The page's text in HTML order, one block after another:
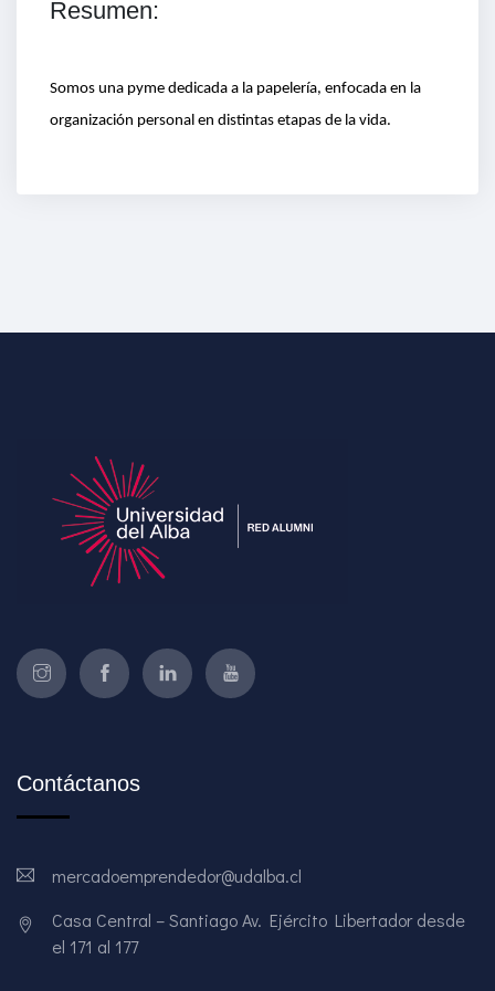
Resumen:
Somos una pyme dedicada a la papelería, enfocada en la
organización personal en distintas etapas de la vida.
Contáctanos
mercadoemprendedor@udalba.cl
Casa Central – Santiago Av. Ejército Libertador desde
el 171 al 177